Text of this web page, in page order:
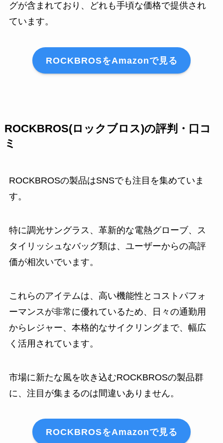
グが含まれており、どれも手頃な価格で提供され
ています。
ROCKBROSをAmazonで見る
ROCKBROS(ロックブロス)の評判・口コ
ミ
ROCKBROSの製品はSNSでも注目を集めていま
す。
特に調光サングラス、革新的な電熱グローブ、ス
タイリッシュなバッグ類は、ユーザーからの高評
価が相次いでいます。
これらのアイテムは、高い機能性とコストパフォ
ーマンスが非常に優れているため、日々の通勤用
からレジャー、本格的なサイクリングまで、幅広
く活用されています。
市場に新たな風を吹き込むROCKBROSの製品群
に、注目が集まるのは間違いありません。
ROCKBROSをAmazonで見る